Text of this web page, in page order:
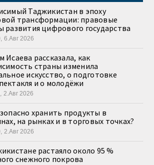
Таджикистан в эпоху
трансформации: правовые
развития цифрового государства
6.Авг 2026
Исаева рассказала, как
страны изменила
искусство, о подготовке
и о молодёжи
2.Авг 2026
хранить продукты в
на рынках и в торговых точках?
2.Авг 2026
растаяло около 95 %
снежного покрова